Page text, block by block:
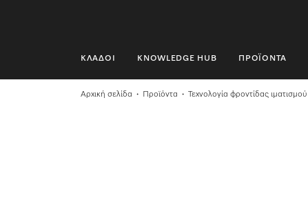
ΚΛΆΔΟΙ KNOWLEDGE HUB ΠΡΟΪΌΝΤΑ
ΚΛΆΔΟΙ
Αρχική σελίδα Προϊόντα Τεχνολογία φροντίδας ιματισμού